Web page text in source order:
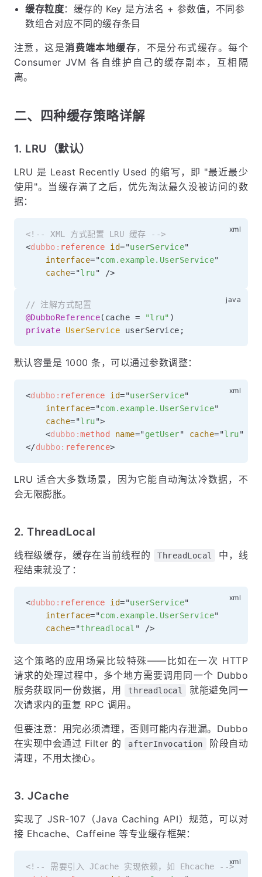
缓存粒度：缓存的 Key 是方法名 + 参数值，不同参
数组合对应不同的缓存条目
注意，这是消费端本地缓存，不是分布式缓存。每个
Consumer JVM 各自维护自己的缓存副本，互相隔
离。
二、四种缓存策略详解
1. LRU（默认）
LRU 是 Least Recently Used 的缩写，即 "最近最少
使用"。当缓存满了之后，优先淘汰最久没被访问的数
据：
<!-- XML 方式配置 LRU 缓存 -->
<dubbo: reference id="userService"
interface="com.example.UserService"
cache="lru" />
// 注解方式配置
@DubboReference( cache = "lru" )
private
UserService userService ;
默认容量是 1000 条，可以通过参数调整：
<dubbo: reference id="userService"
interface="com.example.UserService"
cache="lru">
<dubbo:method name="getUser" cache="lru"
</dubbo: reference>
LRU 适合大多数场景，因为它能自动淘汰冷数据，不
会无限膨胀。
2. ThreadLocal
线程级缓存，缓存在当前线程的 ThreadLocal
中，线
程结束就没了：
<dubbo: reference id="userService"
interface="com.example.UserService"
cache="threadlocal " />
这个策略的应用场景比较特殊——比如在一次 HTTP
请求的处理过程中，多个地方需要调用同一个 Dubbo
服务获取同一份数据，用
threadlocal
就能避免同一
次请求内的重复 RPC 调用。
但要注意：用完必须清理，否则可能内存泄漏。Dubbo
在实现中会通过 Filter 的
afterInvocation
阶段自动
清理，不用太操心。
3. JCache
实现了 JSR-107（Java Caching API）规范，可以对
接 Ehcache、Caffeine 等专业缓存框架：
<!-- 需要引入 JCache 实现依赖，如 Ehcache -->